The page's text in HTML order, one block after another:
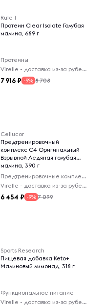
Rule 1
Протеин Clear Isolate Голубая
малина, 689 г
Протеины
Virelle - доставка из-за рубежа
7 916 -9% 8 708
Cellucor
Предтренировочный
комплекс C4 Оригинальный
Взрывной Ледяная голубая
малина, 390 г
Предтренировочные комплексы
Virelle - доставка из-за рубежа
6 454 -9% 7 099
Sports Research
Пищевая добавка Keto+
Малиновый лимонад, 318 г
Функциональное питание
Virelle - доставка из-за рубежа